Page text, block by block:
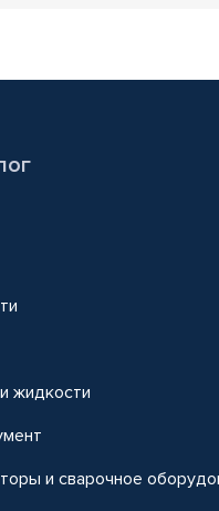
жидкости
и сварочное